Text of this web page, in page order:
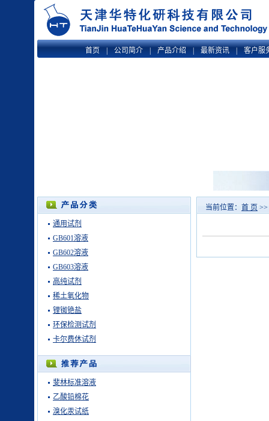
首页 公司简介 产品介绍 最新资讯 客户服
通用试剂
GB601溶液
GB602溶液
GB603溶液
高纯试剂
稀土氧化物
锂铷铯盐
环保检测试剂
卡尔费休试剂
斐林标准溶液
乙酸铅棉花
溴化汞试纸
当前位置： 首 页 >>